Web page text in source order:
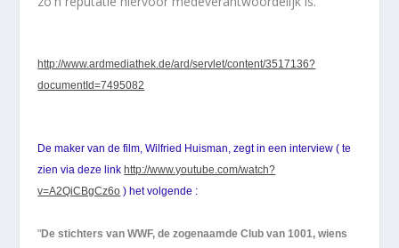
http://www.ardmediathek.de/ard/servlet/content/3517136?
documentId=7495082
De maker van de film, Wilfried Huisman, zegt in een interview ( te
zien via deze link http://www.youtube.com/watch?
v=A2QiCBgCz6o ) het volgende :
"De stichters van WWF, de zogenaamde Club van 1001, wiens